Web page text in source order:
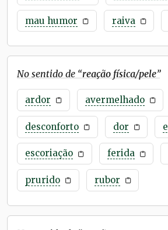
mau humor raiva
No sentido de “reação física/pele”
ardor avermelhado
desconforto dor
escoriação ferida
prurido rubor